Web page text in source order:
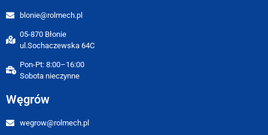
blonie@rolmech.pl
05-870 Błonie
ul.Sochaczewska 64C
Pon-Pt: 8:00–16:00
Sobota nieczynne
Węgrów
wegrow@rolmech.pl